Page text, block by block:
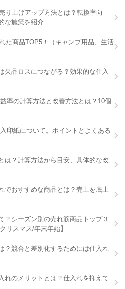
り上げアップ方法とは？転換率向
な施策を紹介
た商品TOP5！（キャンプ用品、生活
欠品ロスにつながる？効果的な仕入
率の計算方法と改善方法とは？10個
印紙について。ポイントとよくある
は？計算方法から目安、具体的な改
でおすすめな商品とは？売上を底上
？シーズン別の売れ筋商品トップ３
リスマス/年末年始】
？競合と差別化するためには仕入れ
れのメリットとは？仕入れを抑えて